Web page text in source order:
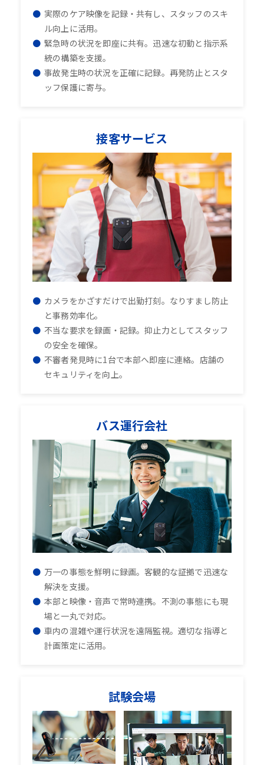
実際のケア映像を記録・共有し、スタッフのスキ
ル向上に活用。
緊急時の状況を即座に共有。迅速な初動と指示系
統の構築を支援。
事故発生時の状況を正確に記録。再発防止とスタ
ッフ保護に寄与。
接客サービス
カメラをかざすだけで出勤打刻。なりすまし防止
と事務効率化。
不当な要求を録画・記録。抑止力としてスタッフ
の安全を確保。
不審者発見時に1台で本部へ即座に連絡。店舗の
セキュリティを向上。
バス運行会社
万一の事態を鮮明に録画。客観的な証拠で迅速な
解決を支援。
本部と映像・音声で常時連携。不測の事態にも現
場と一丸で対応。
車内の混雑や運行状況を遠隔監視。適切な指導と
計画策定に活用。
試験会場